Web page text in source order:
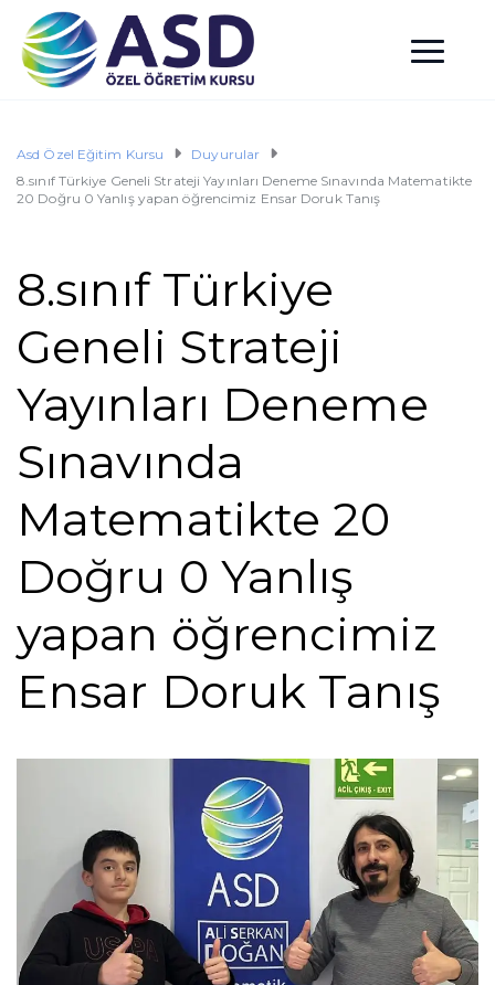
Asd Özel Eğitim Kursu
Duyurular
8.sınıf Türkiye Geneli Strateji Yayınları Deneme Sınavında Matematikte
20 Doğru 0 Yanlış yapan öğrencimiz Ensar Doruk Tanış
8.sınıf Türkiye
Geneli Strateji
Yayınları Deneme
Sınavında
Matematikte 20
Doğru 0 Yanlış
yapan öğrencimiz
Ensar Doruk Tanış